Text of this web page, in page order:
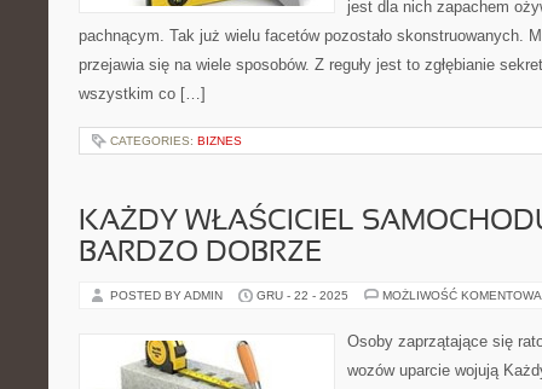
jest dla nich zapachem
pachnącym. Tak już wielu facetów pozostało skonstruowanych.
przejawia się na wiele sposobów. Z reguły jest to zgłębianie
wszystkim co […]
CATEGORIES: BIZNES
KAŻDY WŁAŚCICIEL
BARDZO DOBRZE
POSTED BY ADMIN GRU - 22 - 2025 MOŻLIWOŚĆ
Osoby zaprzątające się
wozów uparcie wojują